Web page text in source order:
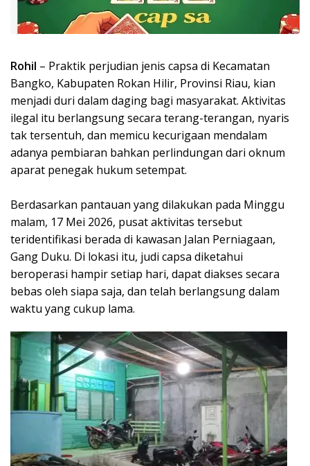
Rohil – Praktik perjudian jenis capsa di Kecamatan
Bangko, Kabupaten Rokan Hilir, Provinsi Riau, kian
menjadi duri dalam daging bagi masyarakat. Aktivitas
ilegal itu berlangsung secara terang-terangan, nyaris
tak tersentuh, dan memicu kecurigaan mendalam
adanya pembiaran bahkan perlindungan dari oknum
aparat penegak hukum setempat.
Berdasarkan pantauan yang dilakukan pada Minggu
malam, 17 Mei 2026, pusat aktivitas tersebut
teridentifikasi berada di kawasan Jalan Perniagaan,
Gang Duku. Di lokasi itu, judi capsa diketahui
beroperasi hampir setiap hari, dapat diakses secara
bebas oleh siapa saja, dan telah berlangsung dalam
waktu yang cukup lama.